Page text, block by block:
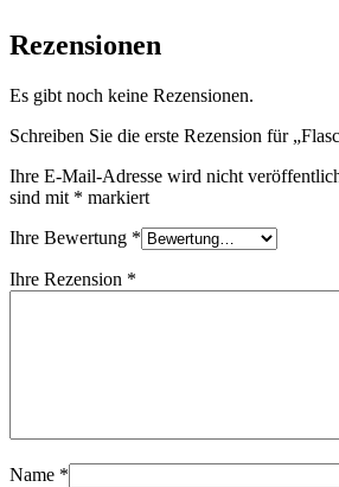
Rezensionen
Es gibt noch keine Rezensionen.
Schreiben Sie die erste Rezension für
Ihre E-Mail-Adresse wird nicht
sind mit * markiert
Ihre Bewertung *
Ihre Rezension *
Name *